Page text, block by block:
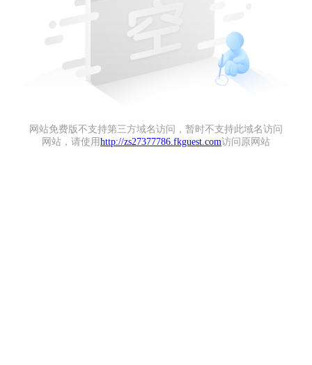
网站免费版不支持第三方域名访问，暂时不支持此域名访问
网站，请使用 http://zs27377786.fkguest.com访问原网站